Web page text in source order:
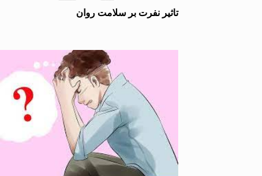
تاثیر نفرت بر سلامت روان